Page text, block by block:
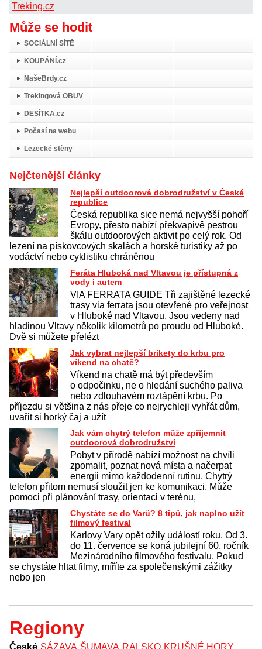
Treking.cz
Může se hodit
SOCIÁLNÍ SÍTĚ
KOUPÁNÍ.cz
NašeBrdy.cz
Trekingová OBUV
DESÍTKA.cz
Počasí na webu
Lezecké stěny
Nejčtenější články
Nejlepší outdoorová dobrodružství v České
republice
Česká republika sice nemá nejvyšší pohoří
Evropy, přesto nabízí překvapivě pestrou
škálu outdoorových aktivit po celý rok. Od
lezení na pískovcových skalách a horské turistiky až po
vodáctví nebo cyklistiku chráněnou
Feráta Hluboká nad Vltavou je přístupná z
vody i autem
VIA FERRATA GUIDE Tři zajištěné lezecké
trasy via ferrata jsou otevřené pro veřejnost
v Hluboké nad Vltavou. Jsou vedeny nad
hladinou Vltavy několik kilometrů po proudu od Hluboké.
Dvě si můžete přelézt
Jak vybrat nejlepší brikety do krbu pro
víkend na chatě?
Víkend na chatě má být především
o odpočinku, ne o hledání suchého paliva
nebo zdlouhavém roztápění krbu. Po
příjezdu si většina z nás přeje co nejrychleji vyhřát dům,
uvařit si horký čaj a užít
Jak vám chytrý telefon může zpříjemnit
outdoorová dobrodružství
Pobyt v přírodě nabízí možnost na chvíli
zpomalit, poznat nová místa a načerpat
energii mimo každodenní rutinu. Chytrý
telefon přitom nemusí sloužit jen ke komunikaci. Může
pomoci při plánování trasy, orientaci v terénu,
Chystáte se do Varů? 8 tipů, jak naplno užít
filmový festival
Karlovy Vary opět ožily událostí roku. Od 3.
do 11. července se koná jubilejní 60. ročník
Mezinárodního filmového festivalu. Pokud
se chystáte hltat filmy, míříte za společenskými zážitky
nebo jen
Regiony